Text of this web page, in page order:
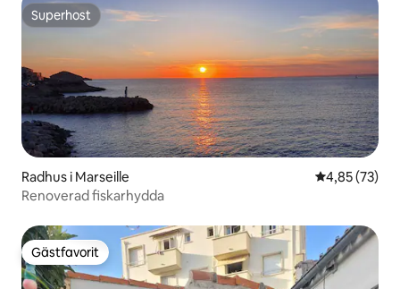
Superhost
Superhost
Radhus i Marseille 4,85 av 5 i
4,85 (73)
Renoverad fiskarhydda
Gästfavorit
Gästfavorit